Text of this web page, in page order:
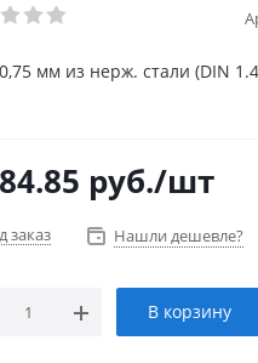
мм из нерж. стали (DIN
руб./шт
заказ Нашли дешевле?
В корзину